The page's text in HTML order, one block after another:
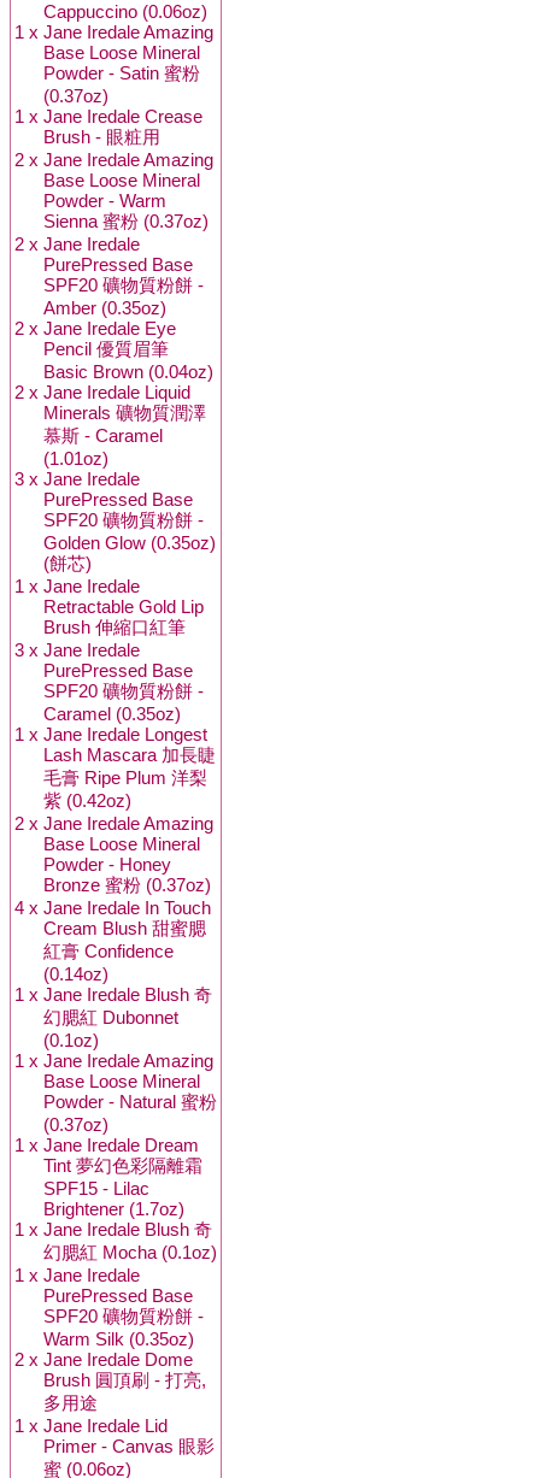
Cappuccino (0.06oz)
1 x Jane Iredale Amazing
Base Loose Mineral
Powder - Satin 蜜粉
(0.37oz)
1 x Jane Iredale Crease
Brush - 眼粧用
2 x Jane Iredale Amazing
Base Loose Mineral
Powder - Warm
Sienna 蜜粉 (0.37oz)
2 x Jane Iredale
PurePressed Base
SPF20 礦物質粉餅 -
Amber (0.35oz)
2 x Jane Iredale Eye
Pencil 優質眉筆
Basic Brown (0.04oz)
2 x Jane Iredale Liquid
Minerals 礦物質潤澤
慕斯 - Caramel
(1.01oz)
3 x Jane Iredale
PurePressed Base
SPF20 礦物質粉餅 -
Golden Glow (0.35oz)
(餅芯)
1 x Jane Iredale
Retractable Gold Lip
Brush 伸縮口紅筆
3 x Jane Iredale
PurePressed Base
SPF20 礦物質粉餅 -
Caramel (0.35oz)
1 x Jane Iredale Longest
Lash Mascara 加長睫
毛膏 Ripe Plum 洋梨
紫 (0.42oz)
2 x Jane Iredale Amazing
Base Loose Mineral
Powder - Honey
Bronze 蜜粉 (0.37oz)
4 x Jane Iredale In Touch
Cream Blush 甜蜜腮
紅膏 Confidence
(0.14oz)
1 x Jane Iredale Blush 奇
幻腮紅 Dubonnet
(0.1oz)
1 x Jane Iredale Amazing
Base Loose Mineral
Powder - Natural 蜜粉
(0.37oz)
1 x Jane Iredale Dream
Tint 夢幻色彩隔離霜
SPF15 - Lilac
Brightener (1.7oz)
1 x Jane Iredale Blush 奇
幻腮紅 Mocha (0.1oz)
1 x Jane Iredale
PurePressed Base
SPF20 礦物質粉餅 -
Warm Silk (0.35oz)
2 x Jane Iredale Dome
Brush 圓頂刷 - 打亮,
多用途
1 x Jane Iredale Lid
Primer - Canvas 眼影
蜜 (0.06oz)